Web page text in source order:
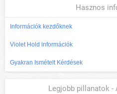
Hasznos
Információk kezdőknek
Violet Hold információk
Gyakran Ismételt Kérdések
Legjobb pillanatok -